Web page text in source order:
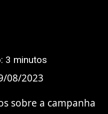
3 minutos
08/2023
sobre a campanha